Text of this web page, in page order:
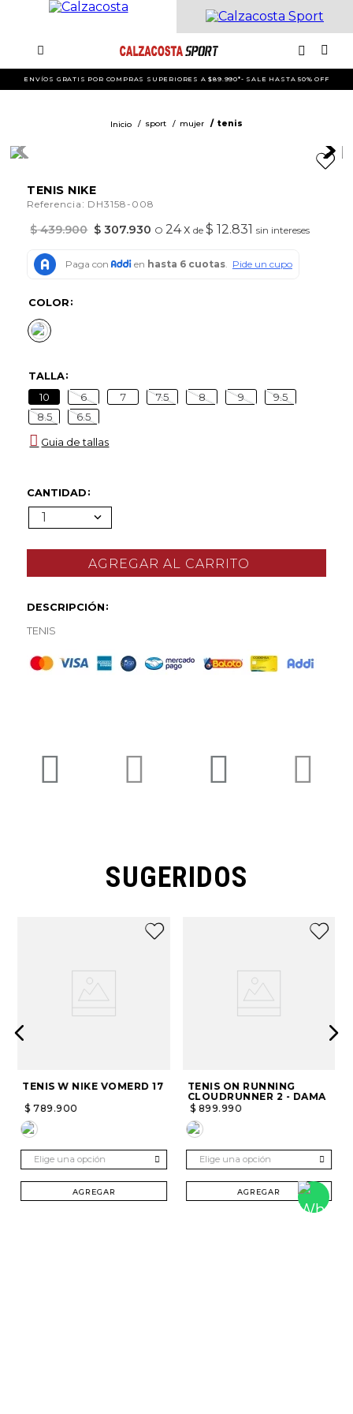
ENVÍOS GRATIS POR COMPRAS SUPERIORES A $89.990*- SALE HASTA 50% OFF
sport mujer tenis
TENIS NIKE
Referencia : DH3158-008
$ 439.900 $ 307.930 O 24x de$ 12.831 sin intereses
COLOR
TALLA
10 6 7 7.5 8 9
9.5
8.5
6.5
Guia de tallas
CANTIDAD
1
DESCRIPCIÓN
TENIS
SUGERIDOS
TENIS W NIKE VOMERD 17
$ 789.900
Elige una opción
AGREGAR
TENIS ON RUNNING
CLOUDRUNNER 2 - DAMA
$ 899.990
Elige una opción
AGREGAR